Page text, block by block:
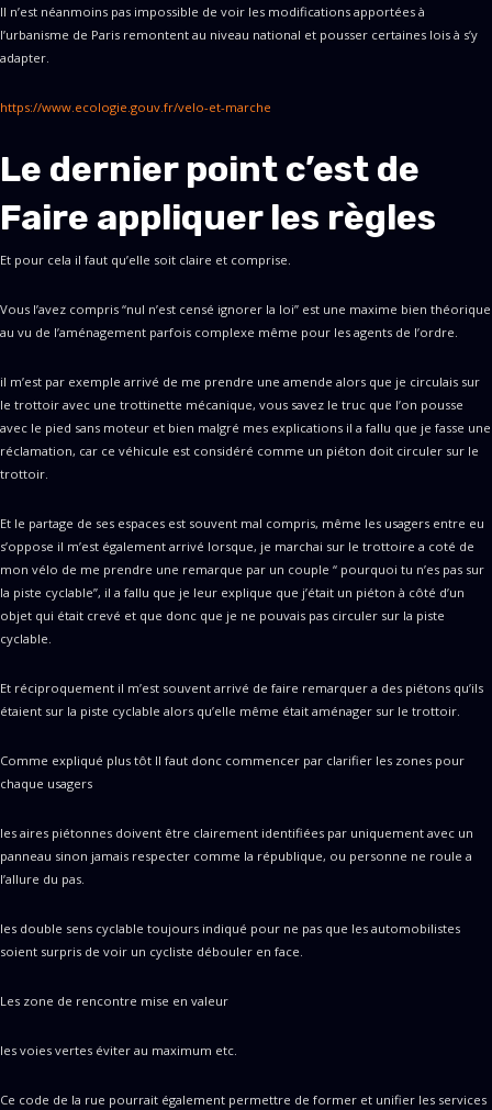
Il n’est néanmoins pas impossible de voir les modifications apportées à
l’urbanisme de Paris remontent au niveau national et pousser certaines lois à s’y
adapter.
https://www.ecologie.gouv.fr/velo-et-marche
Le dernier point c’est de
Faire appliquer les règles
Et pour cela il faut qu’elle soit claire et comprise.
Vous l’avez compris “nul n’est censé ignorer la loi” est une maxime bien théorique
au vu de l’aménagement parfois complexe même pour les agents de l’ordre.
il m’est par exemple arrivé de me prendre une amende alors que je circulais sur
le trottoir avec une trottinette mécanique, vous savez le truc que l’on pousse
avec le pied sans moteur et bien malgré mes explications il a fallu que je fasse une
réclamation, car ce véhicule est considéré comme un piéton doit circuler sur le
trottoir.
Et le partage de ses espaces est souvent mal compris, même les usagers entre eu
s’oppose il m’est également arrivé lorsque, je marchai sur le trottoire a coté de
mon vélo de me prendre une remarque par un couple “ pourquoi tu n’es pas sur
la piste cyclable”, il a fallu que je leur explique que j’était un piéton à côté d’un
objet qui était crevé et que donc que je ne pouvais pas circuler sur la piste
cyclable.
Et réciproquement il m’est souvent arrivé de faire remarquer a des piétons qu’ils
étaient sur la piste cyclable alors qu’elle même était aménager sur le trottoir.
Comme expliqué plus tôt Il faut donc commencer par clarifier les zones pour
chaque usagers
les aires piétonnes doivent être clairement identifiées par uniquement avec un
panneau sinon jamais respecter comme la république, ou personne ne roule a
l’allure du pas.
les double sens cyclable toujours indiqué pour ne pas que les automobilistes
soient surpris de voir un cycliste débouler en face.
Les zone de rencontre mise en valeur
les voies vertes éviter au maximum etc.
Ce code de la rue pourrait également permettre de former et unifier les services